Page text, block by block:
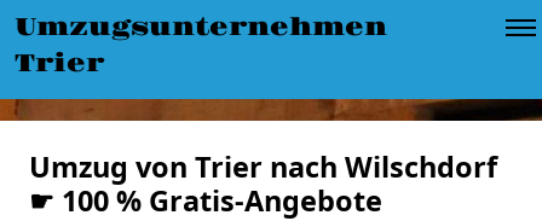
Umzugsunternehmen
Trier
Umzug von Trier nach Wilschdorf
☛ 100 % Gratis-Angebote